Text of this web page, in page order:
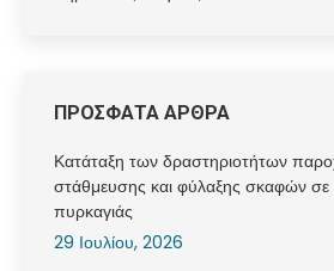
ΠΡΟΣΦΑΤΑ ΑΡΘΡΑ
Κατάταξη των δραστηριοτήτων
στάθμευσης και φύλαξης σκαφών σε
πυρκαγιάς
29 Ιουλίου, 2026